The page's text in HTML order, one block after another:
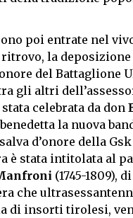
poi entrate nel
la deposizione
del Battaglione
gli altri
stata celebrata da don
la nuova
d’onore della
è stata intitolata al
(1745-1809),
che
di insorti tirolesi,